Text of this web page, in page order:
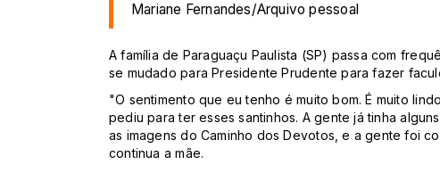
Mariane Fernandes/Arquivo pessoal
A família de Paraguaçu Paulista (SP) passa com
se mudado para Presidente Prudente para fazer
"O sentimento que eu tenho é muito bom. É muito
pediu para ter esses santinhos. A gente já tinha
as imagens do Caminho dos Devotos, e a gente foi
continua a mãe.